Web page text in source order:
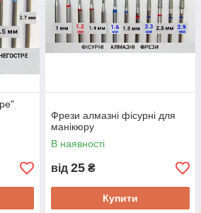
Фрези алмазні фісурні для
манікюру
В наявності
від 25 ₴
Купити